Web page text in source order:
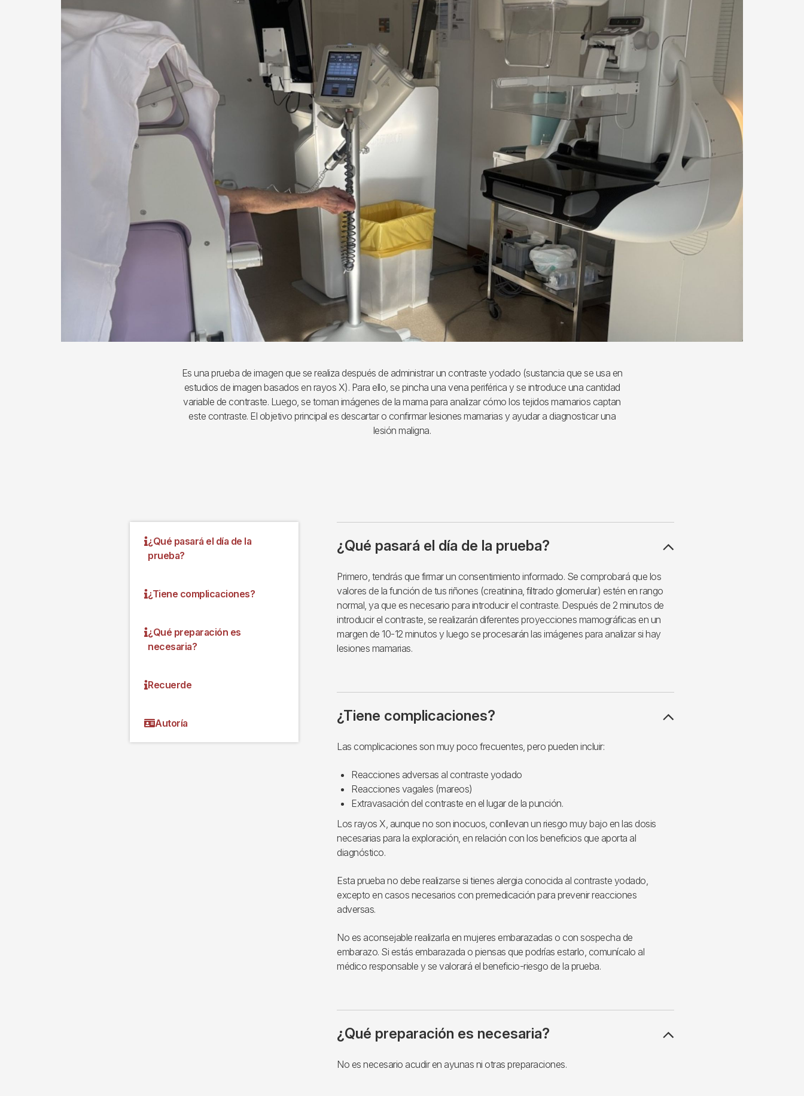
Es una prueba de imagen que se realiza después de administrar un contraste yodado (sustancia que se usa en
estudios de imagen basados en rayos X). Para ello, se pincha una vena periférica y se introduce una cantidad
variable de contraste. Luego, se toman imágenes de la mama para analizar cómo los tejidos mamarios captan
este contraste. El objetivo principal es descartar o confirmar lesiones mamarias y ayudar a diagnosticar una
lesión maligna.
¿Qué pasará el día de la
prueba?
¿Tiene complicaciones?
¿Qué preparación es
necesaria?
Recuerde
Autoría
¿Qué pasará el día de la prueba?
Primero, tendrás que firmar un consentimiento informado. Se comprobará que los
valores de la función de tus riñones (creatinina, filtrado glomerular) estén en rango
normal, ya que es necesario para introducir el contraste. Después de 2 minutos de
introducir el contraste, se realizarán diferentes proyecciones mamográficas en un
margen de 10-12 minutos y luego se procesarán las imágenes para analizar si hay
lesiones mamarias.
¿Tiene complicaciones?
Las complicaciones son muy poco frecuentes, pero pueden incluir:
Reacciones adversas al contraste yodado
Reacciones vagales (mareos)
Extravasación del contraste en el lugar de la punción.
Los rayos X, aunque no son inocuos, conllevan un riesgo muy bajo en las dosis
necesarias para la exploración, en relación con los beneficios que aporta al
diagnóstico.
Esta prueba no debe realizarse si tienes alergia conocida al contraste yodado,
excepto en casos necesarios con premedicación para prevenir reacciones
adversas.
No es aconsejable realizarla en mujeres embarazadas o con sospecha de
embarazo. Si estás embarazada o piensas que podrías estarlo, comunícalo al
médico responsable y se valorará el beneficio-riesgo de la prueba.
¿Qué preparación es necesaria?
No es necesario acudir en ayunas ni otras preparaciones.